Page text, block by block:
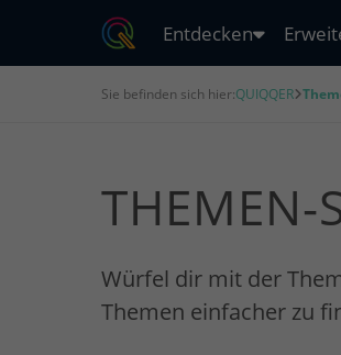
Entdecken
Sie befinden sich hier:QUIQQER
THEMEN-
Würfel dir mit der
Themen einfacher zu